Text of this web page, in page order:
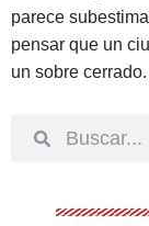
parece
pensar que un
un sobre